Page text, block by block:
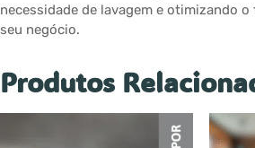
necessidade de lavagem e otimizando
seu negócio.
Produtos